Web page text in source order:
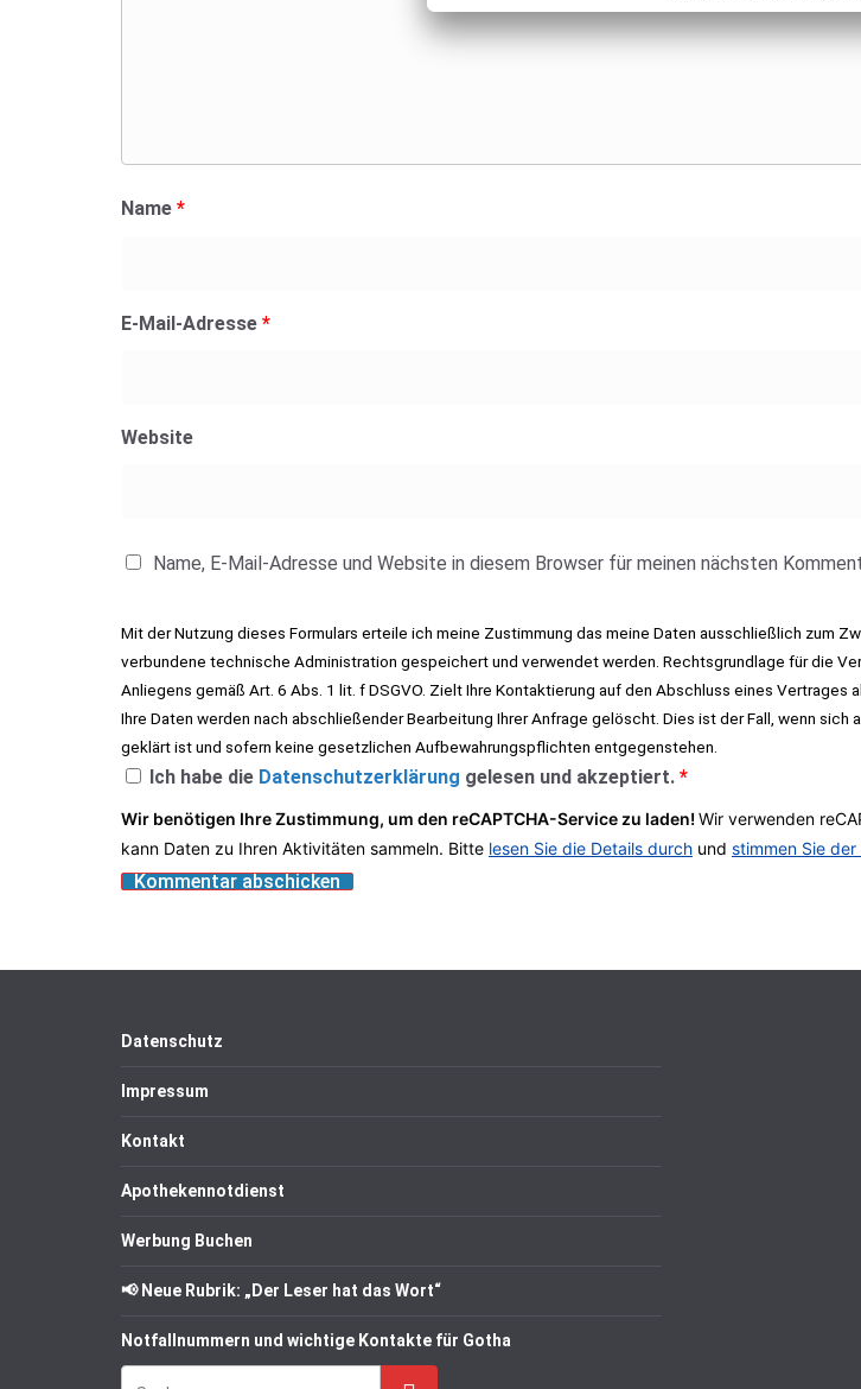
Name *
E-Mail-Adresse *
Website
Name, E-Mail-Adresse und Website in diesem Browser für meinen nächsten
Mit der Nutzung dieses Formulars erteile ich meine Zustimmung das meine Daten ausschließlich zum
verbundene technische Administration gespeichert und verwendet werden. Rechtsgrundlage für die
Anliegens gemäß Art. 6 Abs. 1 lit. f DSGVO. Zielt Ihre Kontaktierung auf den Abschluss eines
Ihre Daten werden nach abschließender Bearbeitung Ihrer Anfrage gelöscht. Dies ist der Fall, wenn
geklärt ist und sofern keine gesetzlichen Aufbewahrungspflichten entgegenstehen.
Ich habe die Datenschutzerklärung gelesen und akzeptiert. *
Wir benötigen Ihre Zustimmung, um den reCAPTCHA-Service zu laden!Wir verwenden
kann Daten zu Ihren Aktivitäten sammeln. Bitte lesen Sie die Details durch und stimmen Sie
Datenschutz
Impressum
Kontakt
Apothekennotdienst
Werbung Buchen
📢 Neue Rubrik: „Der Leser hat das Wort“
Notfallnummern und wichtige Kontakte für Gotha